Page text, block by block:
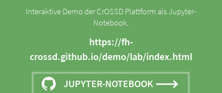
Interaktive Demo der CrOSSD Plattform als Jupyter-
Notebook.
https://fh-
crossd.github.io/demo/lab/index.html
JUPYTER-NOTEBOOK